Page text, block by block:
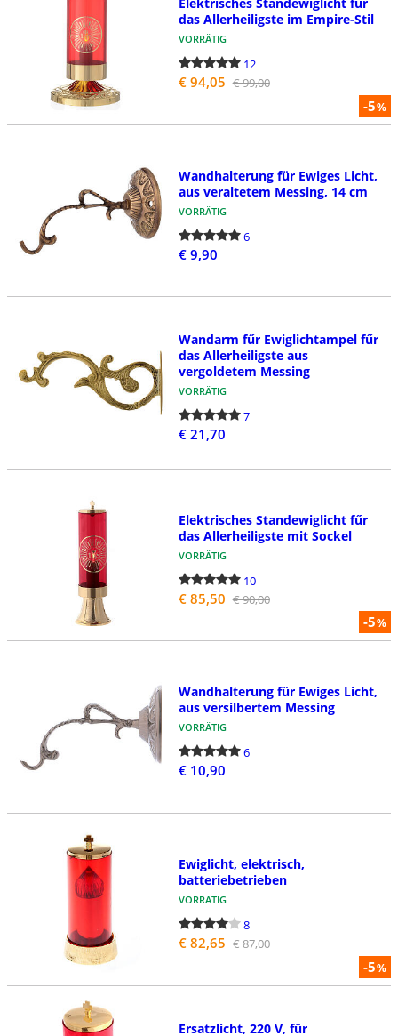
-5%
das Allerheiligste im Empire-Stil
VORRÄTIG
12
€ 94,05 € 99,00
Wandhalterung für Ewiges Licht,
aus veraltetem Messing, 14 cm
VORRÄTIG
6
€ 9,90
Wandarm fűr Ewiglichtampel fűr
das Allerheiligste aus
vergoldetem Messing
VORRÄTIG
7
€ 21,70
-5%
Elektrisches Standewiglicht fűr
das Allerheiligste mit Sockel
VORRÄTIG
10
€ 85,50 € 90,00
Wandhalterung für Ewiges Licht,
aus versilbertem Messing
VORRÄTIG
6
€ 10,90
-5%
Ewiglicht, elektrisch,
batteriebetrieben
VORRÄTIG
8
€ 82,65 € 87,00
Ersatzlicht, 220 V, für